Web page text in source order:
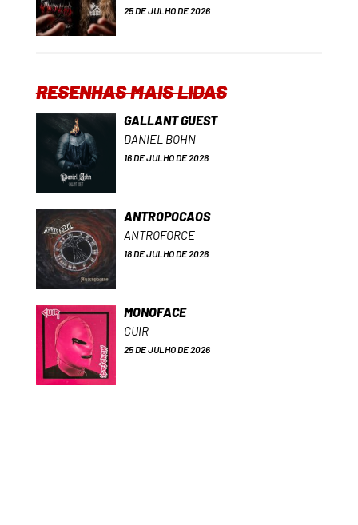
25 DE JULHO DE 2026
RESENHAS MAIS LIDAS
GALLANT GUEST
DANIEL BOHN
16 DE JULHO DE 2026
ANTROPOCAOS
ANTROFORCE
18 DE JULHO DE 2026
MONOFACE
CUIR
25 DE JULHO DE 2026